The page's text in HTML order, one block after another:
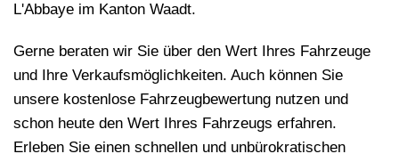
L'Abbaye im Kanton Waadt.
Gerne beraten wir Sie über den Wert Ihres Fahrzeuge
und Ihre Verkaufsmöglichkeiten. Auch können Sie
unsere kostenlose Fahrzeugbewertung nutzen und
schon heute den Wert Ihres Fahrzeugs erfahren.
Erleben Sie einen schnellen und unbürokratischen